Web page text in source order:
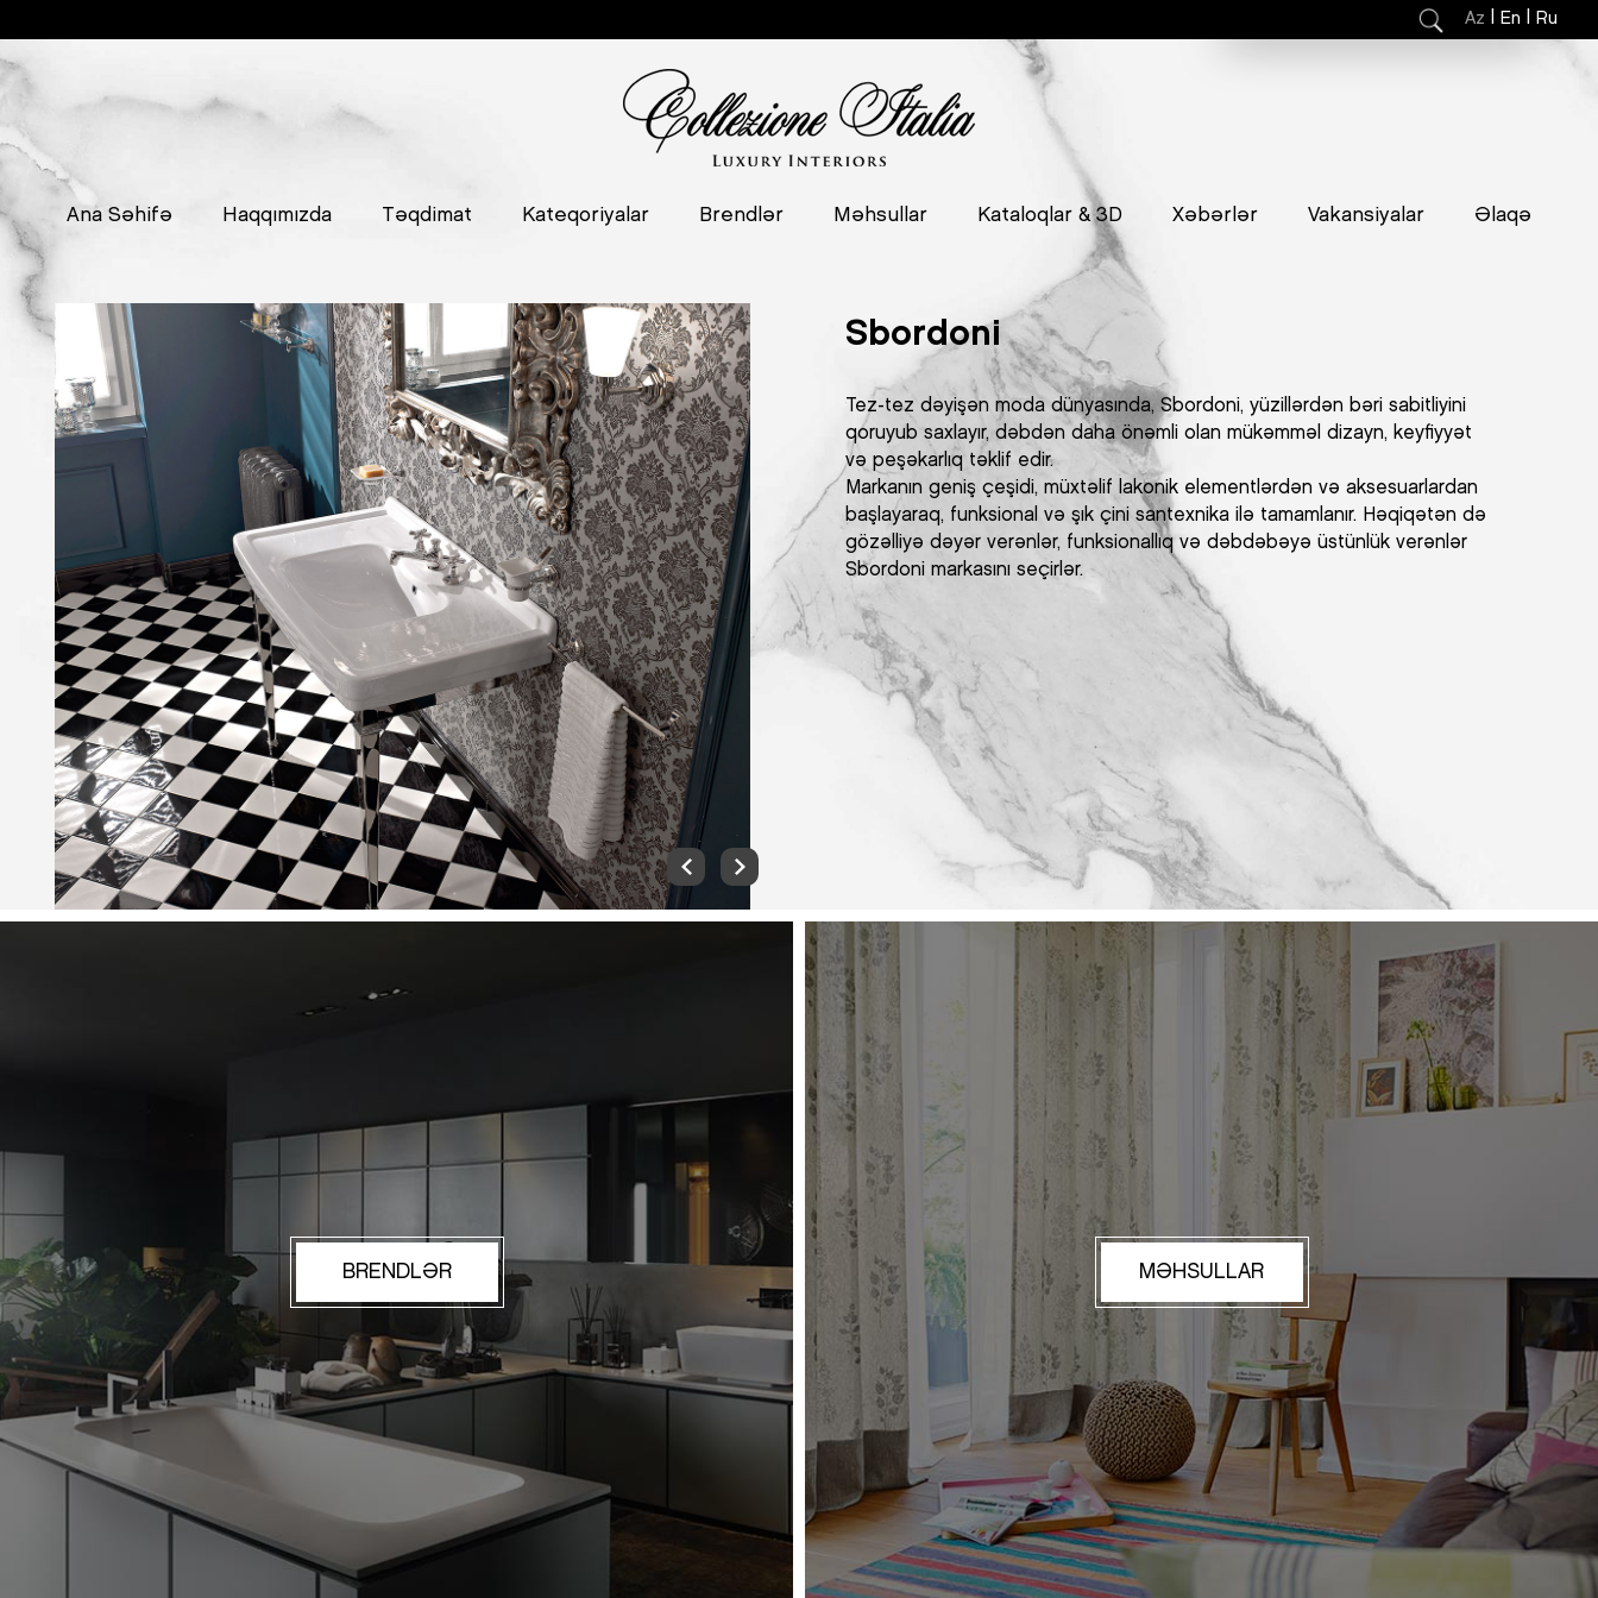
Az En Ru
Ana Səhifə Haqqımızda Təqdimat Kateqoriyalar Brendlər Məhsullar Kataloqlar & 3D Xəbərlər Vakansiyalar Əlaqə
Sbordoni
Tez-tez dəyişən moda dünyasında, Sbordoni, yüzillərdən bəri sabitliyini
qoruyub saxlayır, dəbdən daha önəmli olan mükəmməl dizayn, keyfiyyət
və peşəkarlıq təklif edir.
Markanın geniş çeşidi, müxtəlif lakonik elementlərdən və aksesuarlardan
başlayaraq, funksional və şık çini santexnika ilə tamamlanır. Həqiqətən də
gözəlliyə dəyər verənlər, funksionallıq və dəbdəbəyə üstünlük verənlər
Sbordoni markasını seçirlər.
BRENDLƏR MƏHSULLAR